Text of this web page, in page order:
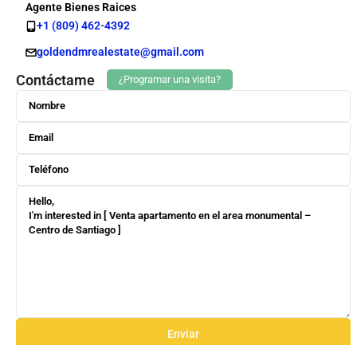
Agente Bienes Raices
+1 (809) 462-4392
goldendmrealestate@gmail.com
Contáctame ¿Programar una visita?